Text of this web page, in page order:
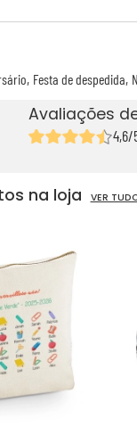
Festa de despedida
Avaliações
4,6/
na loja VER